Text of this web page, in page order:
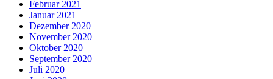
Februar 2021
Januar 2021
Dezember 2020
November 2020
Oktober 2020
September 2020
Juli 2020